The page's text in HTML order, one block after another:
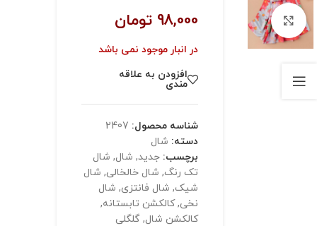
بزرگنمایی تصویر 98,000 تومان
در انبار موجود نمی باشد
افزودن به علاقه
مندی
شناسه محصول: 2407
دسته: شال
برچسب: جدید, شال, شال
تک رنگ, شال خالخالی, شال
شیک, شال فانتزی, شال
نخی, کالکشن تابستانه,
کالکشن شال, گلگلی